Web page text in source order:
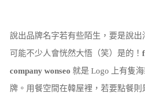
說出品牌名字若有些陌生，要是說出
可能不少人會恍然大悟（笑）是的！
company wonseo 就是 Logo 上有隻
牌。用餐空間在韓屋裡，若要點餐則